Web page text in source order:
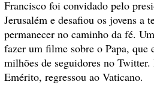
Francisco foi convidado pelo
Jerusalém e desafiou os jovens a
permanecer no caminho da fé.
fazer um filme sobre o Papa, que
milhões de seguidores no
Emérito, regressou ao Vaticano.